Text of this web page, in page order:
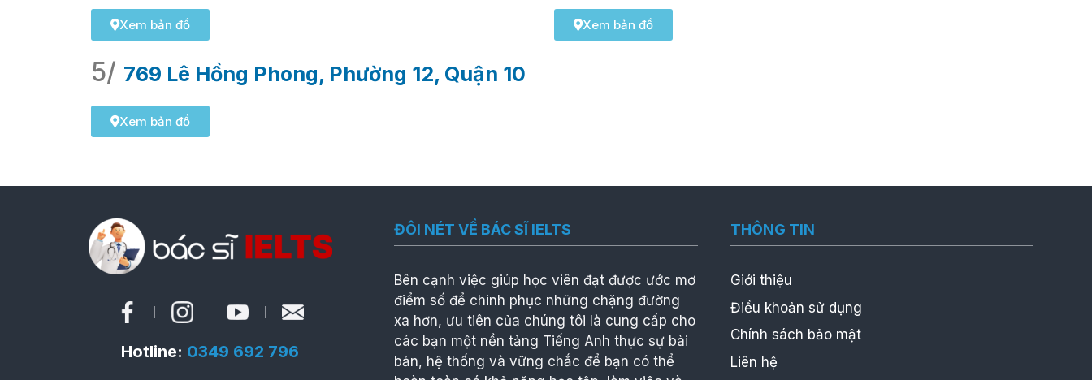
Xem bản đồ Xem bản đồ
5/ 769 Lê Hồng Phong, Phường 12, Quận 10
Xem bản đồ
Hotline: 0349 692 796
ĐÔI NÉT VỀ BÁC SĨ IELTS
Bên cạnh việc giúp học viên đạt được ước mơ
điểm số để chinh phục những chặng đường
xa hơn, ưu tiên của chúng tôi là cung cấp cho
các bạn một nền tảng Tiếng Anh thực sự bài
bản, hệ thống và vững chắc để bạn có thể
THÔNG TIN
Giới thiệu
Điều khoản sử dụng
Chính sách bảo mật
Liên hệ